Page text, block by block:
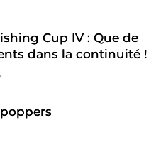
Cup IV : Que de
dans la continuité !